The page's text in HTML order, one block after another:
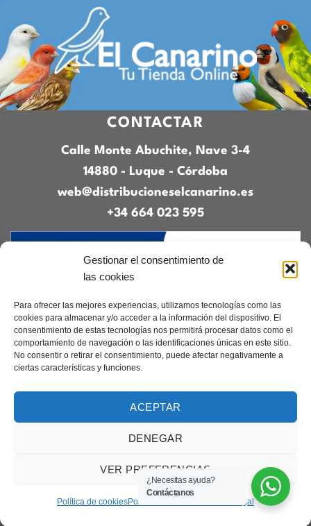
Gestionar el consentimiento de
las cookies
Para ofrecer las mejores experiencias, utilizamos tecnologías como las
cookies para almacenar y/o acceder a la información del dispositivo. El
consentimiento de estas tecnologías nos permitirá procesar datos como el
comportamiento de navegación o las identificaciones únicas en este sitio.
No consentir o retirar el consentimiento, puede afectar negativamente a
ciertas características y funciones.
ACEPTAR
DENEGAR
VER PREFERENCIAS
Política de cookiesPolítica de Privacidad Aviso Legal
CONTACTAR
Calle Monte Abuchite, Nave 3-4
14880 - Luque - Córdoba
web@distribucioneselcanarino.es
+34 664 023 595
Contacto|Incidencias|Devoluciones|
Condiciones generales
Diseñado porCreacionesDigitales.es
Elcanarino.com pertenece al grupo Distribuciones el
Canarino SL
¿Necesitas ayuda?
Contáctanos